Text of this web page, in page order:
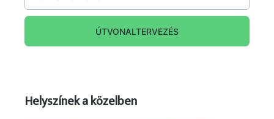
ÚTVONALTERVEZÉS
Helyszínek a közelben